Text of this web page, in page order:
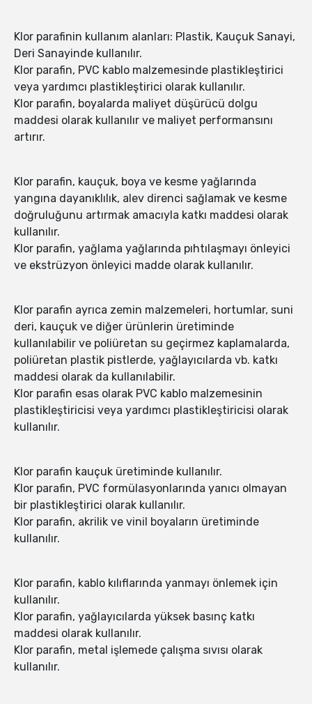
Klor parafinin kullanım alanları: Plastik, Kauçuk Sanayi,
Deri Sanayinde kullanılır.
Klor parafin, PVC kablo malzemesinde plastikleştirici
veya yardımcı plastikleştirici olarak kullanılır.
Klor parafin, boyalarda maliyet düşürücü dolgu
maddesi olarak kullanılır ve maliyet performansını
artırır.
Klor parafin, kauçuk, boya ve kesme yağlarında
yangına dayanıklılık, alev direnci sağlamak ve kesme
doğruluğunu artırmak amacıyla katkı maddesi olarak
kullanılır.
Klor parafin, yağlama yağlarında pıhtılaşmayı önleyici
ve ekstrüzyon önleyici madde olarak kullanılır.
Klor parafin ayrıca zemin malzemeleri, hortumlar, suni
deri, kauçuk ve diğer ürünlerin üretiminde
kullanılabilir ve poliüretan su geçirmez kaplamalarda,
poliüretan plastik pistlerde, yağlayıcılarda vb. katkı
maddesi olarak da kullanılabilir.
Klor parafin esas olarak PVC kablo malzemesinin
plastikleştiricisi veya yardımcı plastikleştiricisi olarak
kullanılır.
Klor parafin kauçuk üretiminde kullanılır.
Klor parafin, PVC formülasyonlarında yanıcı olmayan
bir plastikleştirici olarak kullanılır.
Klor parafin, akrilik ve vinil boyaların üretiminde
kullanılır.
Klor parafin, kablo kılıflarında yanmayı önlemek için
kullanılır.
Klor parafin, yağlayıcılarda yüksek basınç katkı
maddesi olarak kullanılır.
Klor parafin, metal işlemede çalışma sıvısı olarak
kullanılır.